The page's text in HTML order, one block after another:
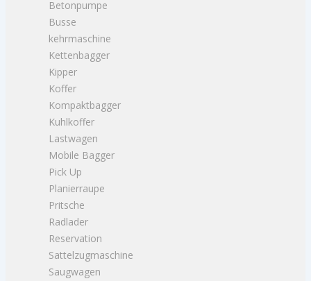
Betonpumpe
Busse
kehrmaschine
Kettenbagger
Kipper
Koffer
Kompaktbagger
Kuhlkoffer
Lastwagen
Mobile Bagger
Pick Up
Planierraupe
Pritsche
Radlader
Reservation
Sattelzugmaschine
Saugwagen